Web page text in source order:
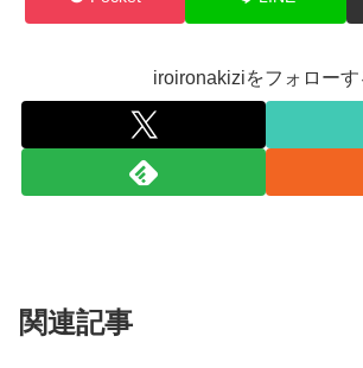
iroironakiziをフォローす
関連記事